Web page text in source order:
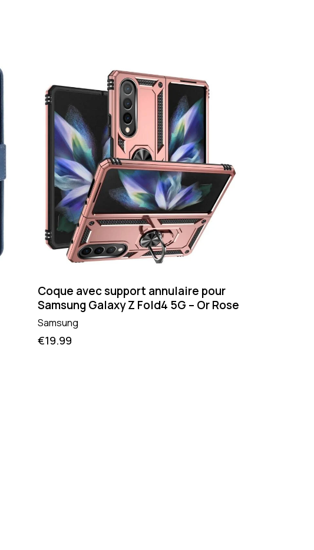
Coque avec support annulaire pour
Samsung Galaxy Z Fold4 5G – Or Rose
Samsung
€19.99